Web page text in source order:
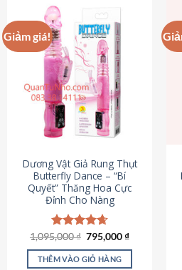
Giảm giá!
Dương Vật Giả Rung Thụt
Butterfly Dance – “Bí
Quyết” Thăng Hoa Cực
Đỉnh Cho Nàng
Được xếp
hạng4.65
5 sao
1,095,000₫ Giá
là:
1,095,000 ₫.
795,000₫Giá
tại
THÊM VÀO GIỎ HÀNG